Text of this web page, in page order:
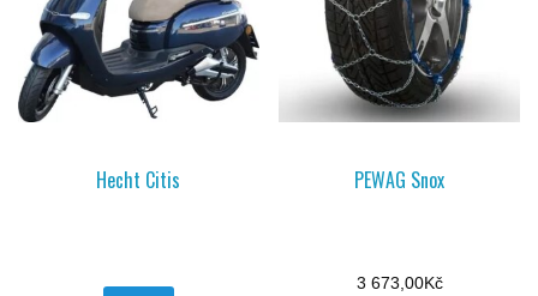
Hecht Citis PEWAG Snox
3 673,00Kč